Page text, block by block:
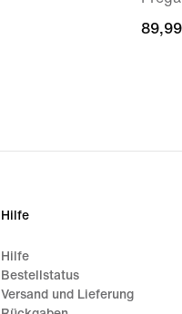
Hilfe
Hilfe
Bestellstatus
Versand und Lieferung